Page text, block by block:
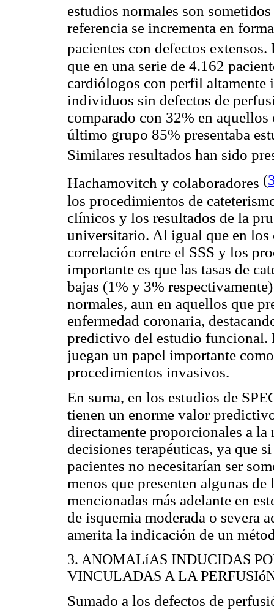
estudios normales son
referencia se incrementa en
pacientes con defectos
que en una serie de 4.162
cardiólogos con perfil altamente
individuos sin defectos de
comparado con 32% en aquellos
último grupo 85% presentaba
Similares resultados han sido
Hachamovitch y colaboradores (
los procedimientos de
clínicos y los resultados de la
universitario. Al igual que en los
correlación entre el SSS y los
importante es que las tasas de
bajas (1% y 3%
normales, aun en aquellos que
enfermedad coronaria,
predictivo del estudio funcional.
juegan un papel importante
procedimientos invasivos.
En suma, en los estudios de
tienen un enorme valor
directamente proporcionales a
decisiones terapéuticas, ya que
pacientes no necesitarían ser
menos que presenten algunas
mencionadas más adelante en
de isquemia moderada o severa
amerita la indicación de un
3. ANOMALíAS INDUCIDAS
VINCULADAS A LA
Sumado a los defectos de